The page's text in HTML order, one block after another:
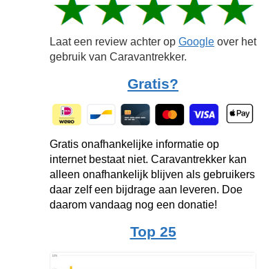
Laat een review achter op Google over het
gebruik van Caravantrekker.
Gratis?
Gratis onafhankelijke informatie op
internet bestaat niet. Caravantrekker kan
alleen onafhankelijk blijven als gebruikers
daar zelf een bijdrage aan leveren. Doe
daarom vandaag nog een donatie!
Top 25